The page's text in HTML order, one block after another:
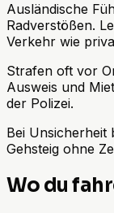
Ausländische
Radverstößen.
Verkehr wie
Strafen oft vor
Ausweis und
der Polizei.
Bei Unsicherheit
Gehsteig ohne
Wo du